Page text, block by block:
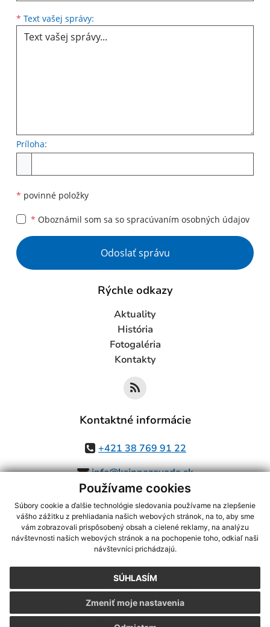
Používame cookies
Súbory cookie a ďalšie technológie sledovania používame na zlepšenie
vášho zážitku z prehliadania našich webových stránok, na to, aby sme
vám zobrazovali prispôsobený obsah a cielené reklamy, na analýzu
návštevnosti našich webových stránok a na pochopenie toho, odkiaľ naši
návštevníci prichádzajú.
SÚHLASÍM
Zmeniť moje nastavenia
* Text vašej správy:
Príloha:
* povinné položky
* Oboznámil som sa so spracúvaním osobných údajov
Google reCaptcha Response
Odoslať správu
Rýchle odkazy
Aktuality
História
Fotogaléria
Kontakty
Kontaktné informácie
+421 38 769 91 22
info@ksinnazavada.sk
využite možnosť získavania aktuálnych informácií s využitím RSS
CMS systém (redakčný) systém ECHELON 2,Mapa stránok,web portál
webex.digital, s.r.o.,domény,registrácia domény
Posledná aktualizácia:07.08.2026
Vytlačiť stránku|Vyhlásenie o prístupnosti